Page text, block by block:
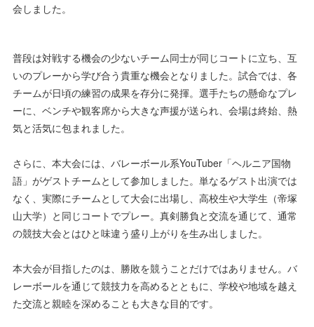
会しました。
普段は対戦する機会の少ないチーム同士が同じコートに立ち、互
いのプレーから学び合う貴重な機会となりました。試合では、各
チームが日頃の練習の成果を存分に発揮。選手たちの懸命なプレ
ーに、ベンチや観客席から大きな声援が送られ、会場は終始、熱
気と活気に包まれました。
さらに、本大会には、バレーボール系YouTuber「ヘルニア国物
語」がゲストチームとして参加しました。単なるゲスト出演では
なく、実際にチームとして大会に出場し、高校生や大学生（帝塚
山大学）と同じコートでプレー。真剣勝負と交流を通じて、通常
の競技大会とはひと味違う盛り上がりを生み出しました。
本大会が目指したのは、勝敗を競うことだけではありません。バ
レーボールを通じて競技力を高めるとともに、学校や地域を越え
た交流と親睦を深めることも大きな目的です。